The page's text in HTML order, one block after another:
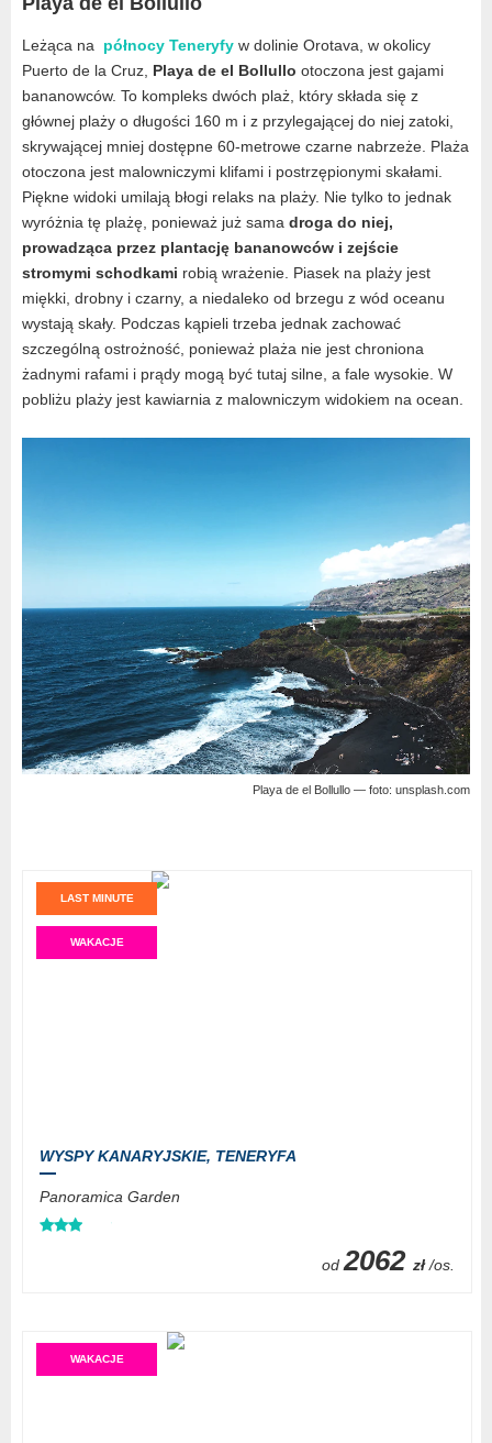
Leżąca na północy Teneryfy w dolinie Orotava, w okolicy
Puerto de la Cruz, Playa de el Bollullo otoczona jest gajami
bananowców. To kompleks dwóch plaż, który składa się z
głównej plaży o długości 160 m i z przylegającej do niej zatoki,
skrywającej mniej dostępne 60-metrowe czarne nabrzeże. Plaża
otoczona jest malowniczymi klifami i postrzępionymi skałami.
Piękne widoki umilają błogi relaks na plaży. Nie tylko to jednak
wyróżnia tę plażę, ponieważ już sama droga do niej,
prowadząca przez plantację bananowców i zejście
stromymi schodkami robią wrażenie. Piasek na plaży jest
miękki, drobny i czarny, a niedaleko od brzegu z wód oceanu
wystają skały. Podczas kąpieli trzeba jednak zachować
szczególną ostrożność, ponieważ plaża nie jest chroniona
żadnymi rafami i prądy mogą być tutaj silne, a fale wysokie. W
pobliżu plaży jest kawiarnia z malowniczym widokiem na ocean.
Playa de el Bollullo — foto: unsplash.com
LAST MINUTE
WAKACJE
WYSPY KANARYJSKIE, TENERYFA
Panoramica Garden
od 2062 zł /os.
WAKACJE